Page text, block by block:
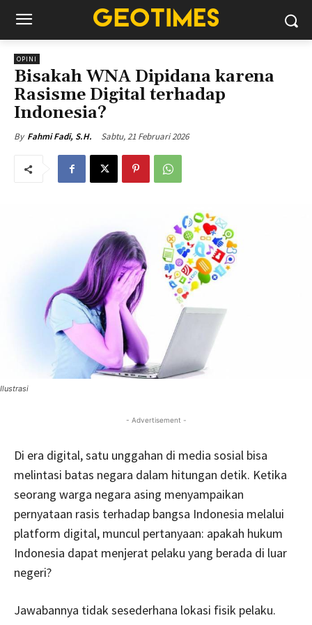
OPINI
Bisakah WNA Dipidana karena
Rasisme Digital terhadap
Indonesia?
By Fahmi Fadi, S.H. Sabtu, 21 Februari 2026
Ilustrasi
- Advertisement -
Di era digital, satu unggahan di media sosial bisa
melintasi batas negara dalam hitungan detik. Ketika
seorang warga negara asing menyampaikan
pernyataan rasis terhadap bangsa Indonesia melalui
platform digital, muncul pertanyaan: apakah hukum
Indonesia dapat menjerat pelaku yang berada di luar
negeri?
Jawabannya tidak sesederhana lokasi fisik pelaku.